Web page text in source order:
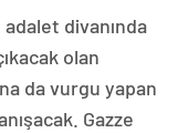
divanında
olan
da vurgu yapan
Gazze